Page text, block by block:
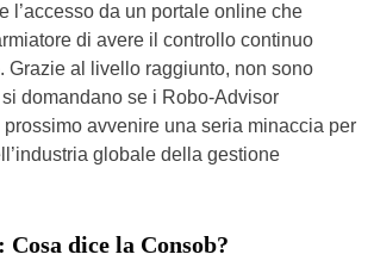
l’accesso da un portale online che
di avere il controllo continuo
Grazie al livello raggiunto, non sono
domandano se i Robo-Advisor
avvenire una seria minaccia per
globale della gestione
dice la Consob?